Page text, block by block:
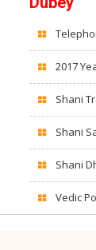
2017
Shani
Shani
Shani
Vedic